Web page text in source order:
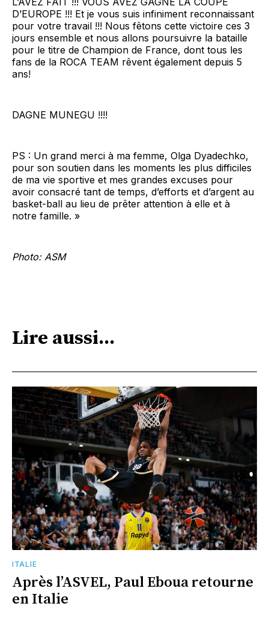
D’EUROPE !!! Et je vous suis infiniment reconnaissant
pour votre travail !!! Nous fêtons cette victoire ces 3
jours ensemble et nous allons poursuivre la bataille
pour le titre de Champion de France, dont tous les
fans de la ROCA TEAM rêvent également depuis 5
ans!
DAGNE MUNEGU !!!!
PS : Un grand merci à ma femme, Olga Dyadechko,
pour son soutien dans les moments les plus difficiles
de ma vie sportive et mes grandes excuses pour
avoir consacré tant de temps, d’efforts et d’argent au
basket-ball au lieu de prêter attention à elle et à
notre famille. »
Photo: ASM
Lire aussi...
ITALIE
Après l’ASVEL, Paul Eboua retourne
en Italie